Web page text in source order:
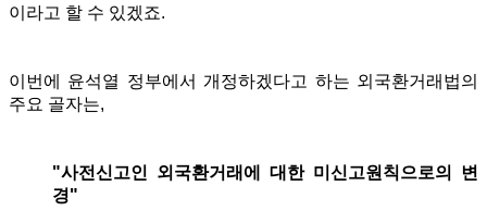
이라고 할 수 있겠죠.
이번에 윤석열 정부에서 개정하겠다고 하는 외국환거래법의
주요 골자는,
"사전신고인 외국환거래에 대한 미신고원칙으로의 변
경"